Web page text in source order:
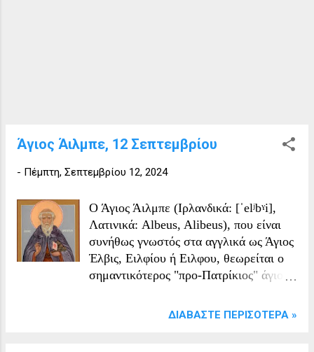
Άγιος Άιλμπε, 12 Σεπτεμβρίου
- Πέμπτη, Σεπτεμβρίου 12, 2024
Ο Άγιος Άιλμπε (Ιρλανδικά: [ˈelʲbˠi],
Λατινικά: Albeus, Alibeus), που είναι
συνήθως γνωστός στα αγγλικά ως Άγιος
Έλβις, Ειλφίου ή Ειλφου, θεωρείται ο
σημαντικότερος "προ-Πατρίκιος" άγιος
καταγράφεται στις αρχές του 6ου αιώνα.
ΔΙΑΒΆΣΤΕ ΠΕΡΙΣΌΤΕΡΑ »